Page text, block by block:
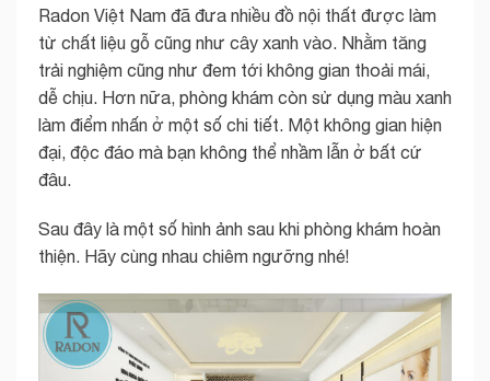
Radon Việt Nam đã đưa nhiều đồ nội thất được làm
từ chất liệu gỗ cũng như cây xanh vào. Nhằm tăng
trải nghiệm cũng như đem tới không gian thoải mái,
dễ chịu. Hơn nữa, phòng khám còn sử dụng màu xanh
làm điểm nhấn ở một số chi tiết. Một không gian hiện
đại, độc đáo mà bạn không thể nhầm lẫn ở bất cứ
đâu.
Sau đây là một số hình ảnh sau khi phòng khám hoàn
thiện. Hãy cùng nhau chiêm ngưỡng nhé!